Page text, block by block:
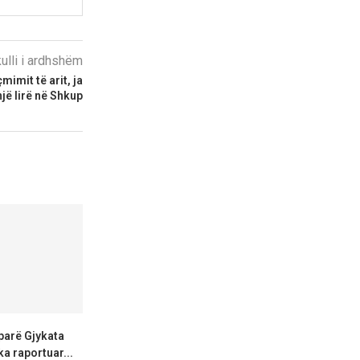
i ardhshëm
të arit, ja
lirë në Shkup
Gjykata
raportuar...